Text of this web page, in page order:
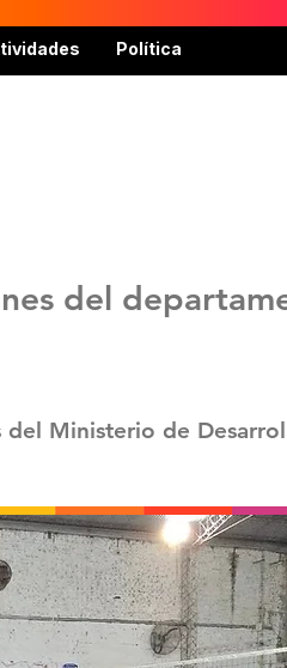
Política
del
Ministerio de